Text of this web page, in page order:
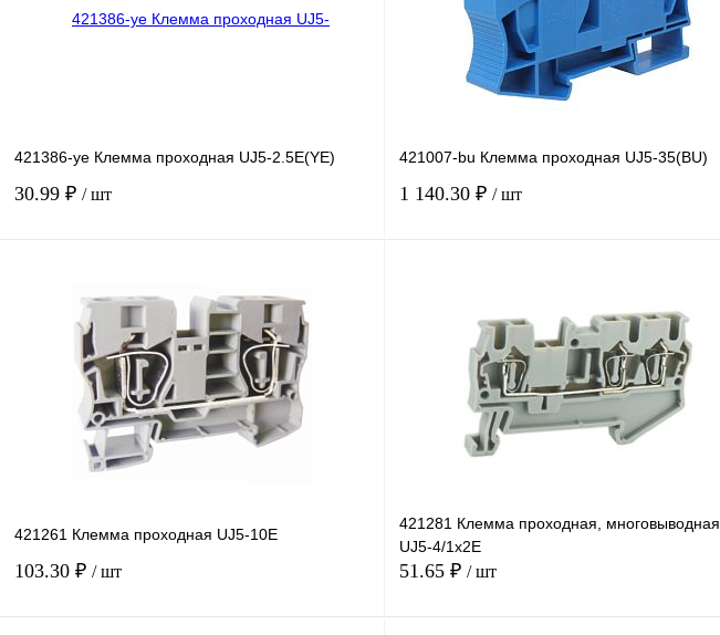
421386-ye Клемма проходная UJ5-2.5E(YE)
30.99 ₽ / шт
Купить в 1 клик Сравнение
В избранное Под заказ
421007-bu Клемма проходная UJ5-35(BU)
1 140.30 ₽ / шт
Купить в 1 клик Сравнение
В избранное
наличии
421261 Клемма проходная UJ5-10E
103.30 ₽ / шт
421281 Клемма проходная, многовыводная
UJ5-4/1x2E
51.65 ₽ / шт